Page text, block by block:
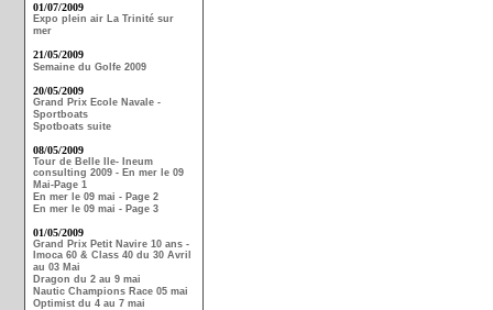
01/07/2009
Expo plein air La Trinité sur
mer
21/05/2009
Semaine du Golfe 2009
20/05/2009
Grand Prix Ecole Navale -
Sportboats
Spotboats suite
08/05/2009
Tour de Belle Ile- Ineum
consulting 2009 - En mer le 09
Mai-Page 1
En mer le 09 mai - Page 2
En mer le 09 mai - Page 3
01/05/2009
Grand Prix Petit Navire 10 ans -
Imoca 60 & Class 40 du 30 Avril
au 03 Mai
Dragon du 2 au 9 mai
Nautic Champions Race 05 mai
Optimist du 4 au 7 mai